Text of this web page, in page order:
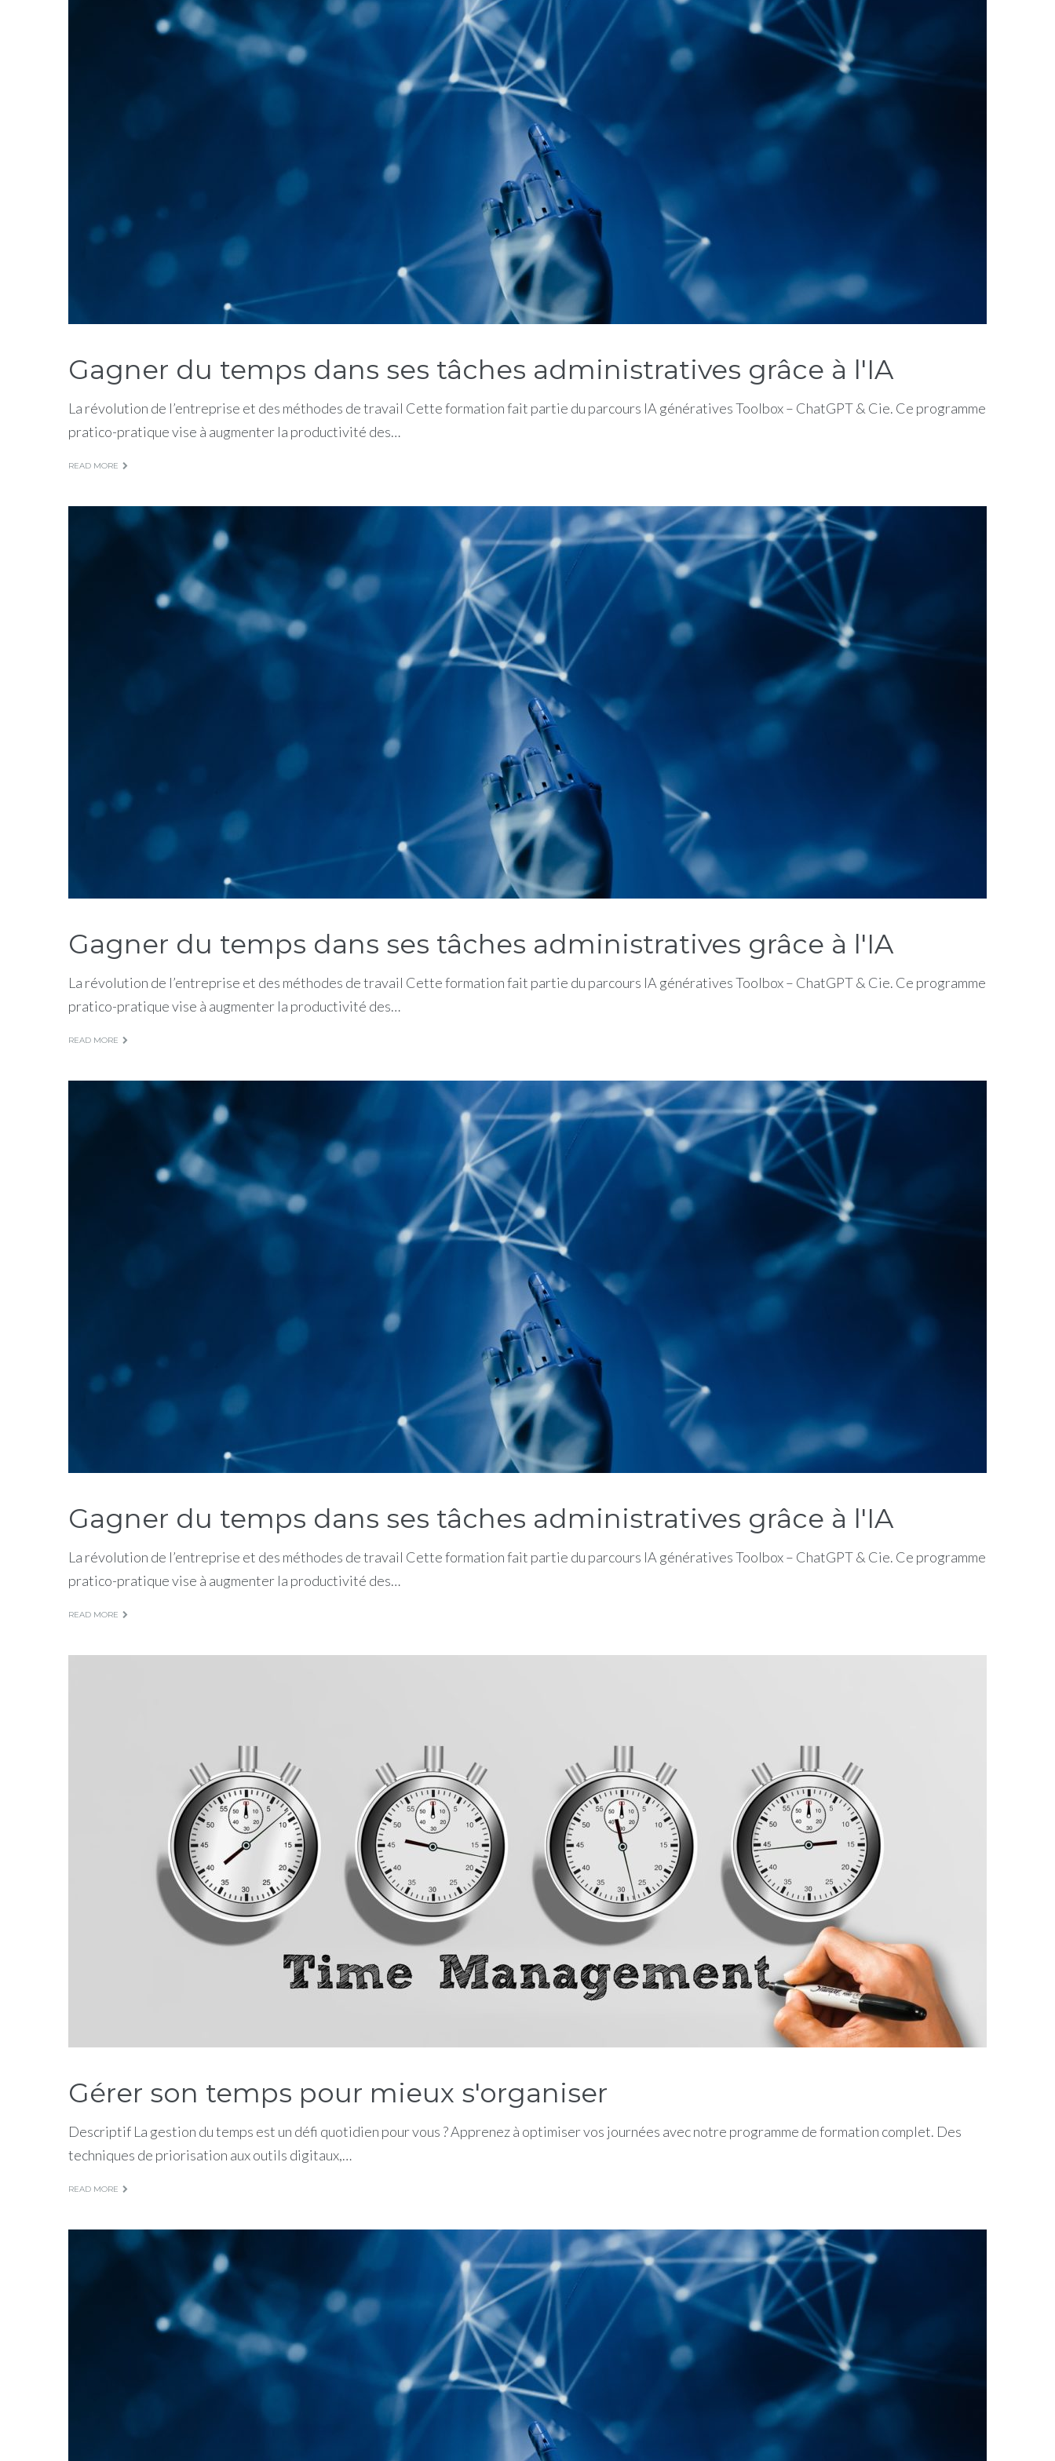
Gagner du temps dans ses tâches administratives grâce à l'IA
La révolution de l’entreprise et des méthodes de travail Cette formation fait partie du parcours IA génératives Toolbox – ChatGPT & Cie. Ce programme
pratico-pratique vise à augmenter la productivité des…
READ MORE
Gagner du temps dans ses tâches administratives grâce à l'IA
La révolution de l’entreprise et des méthodes de travail Cette formation fait partie du parcours IA génératives Toolbox – ChatGPT & Cie. Ce programme
pratico-pratique vise à augmenter la productivité des…
READ MORE
Gagner du temps dans ses tâches administratives grâce à l'IA
La révolution de l’entreprise et des méthodes de travail Cette formation fait partie du parcours IA génératives Toolbox – ChatGPT & Cie. Ce programme
pratico-pratique vise à augmenter la productivité des…
READ MORE
Gérer son temps pour mieux s'organiser
Descriptif La gestion du temps est un défi quotidien pour vous ? Apprenez à optimiser vos journées avec notre programme de formation complet. Des
techniques de priorisation aux outils digitaux,…
READ MORE